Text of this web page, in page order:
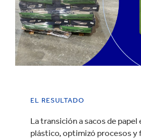
EL RESULTADO
La transición a sacos de papel
plástico, optimizó procesos y